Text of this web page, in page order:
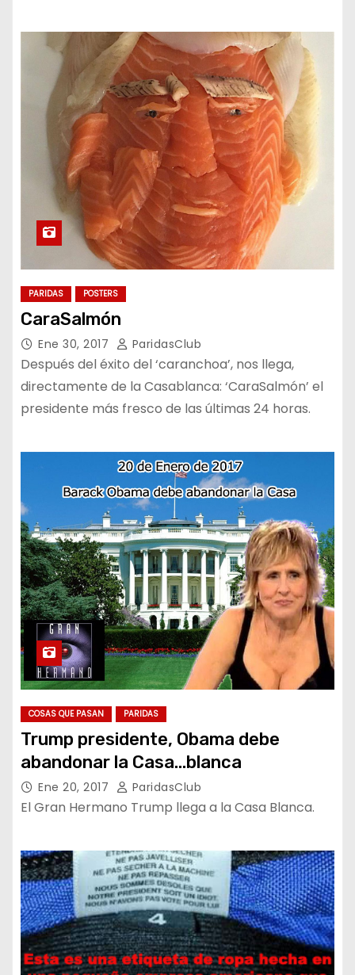
PARIDAS POSTERS
CaraSalmón
Ene 30, 2017 ParidasClub
Después del éxito del ‘caranchoa’, nos llega,
directamente de la Casablanca: ‘CaraSalmón’ el
presidente más fresco de las últimas 24 horas.
COSAS QUE PASAN PARIDAS
Trump presidente, Obama debe
abandonar la Casa…blanca
Ene 20, 2017 ParidasClub
El Gran Hermano Trump llega a la Casa Blanca.